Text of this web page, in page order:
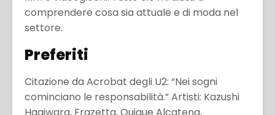
comprendere cosa sia attuale e di moda nel
settore.
Preferiti
Citazione da Acrobat degli U2: “Nei sogni
cominciano le responsabilità.” Artisti: Kazushi